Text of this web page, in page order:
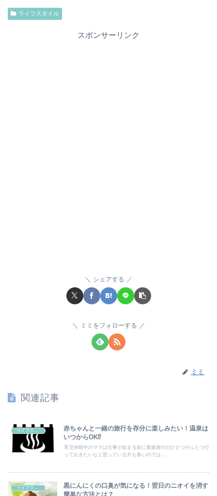
ライフスタイル
スポンサーリンク
シェアする
ミミをフォローする
ミミ
関連記事
ライフスタイル
赤ちゃんと一緒の旅行を存分に楽しみたい！温泉は
いつからOK⁉
育児休暇中のママは仕事が始まる前に家族旅行のひとつやふたつ行
っておきたいなと思っている方も多いのでは...
ライフスタイル
黒にんにくの口臭が気になる！翌日のニオイを消す
簡単な方法とは？